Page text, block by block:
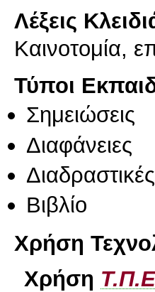
Λέξεις
Καινοτομία,
Τύποι
Σημειώσεις
Διαφάνειες
Βιβλίο
Χρήση
Χρήση